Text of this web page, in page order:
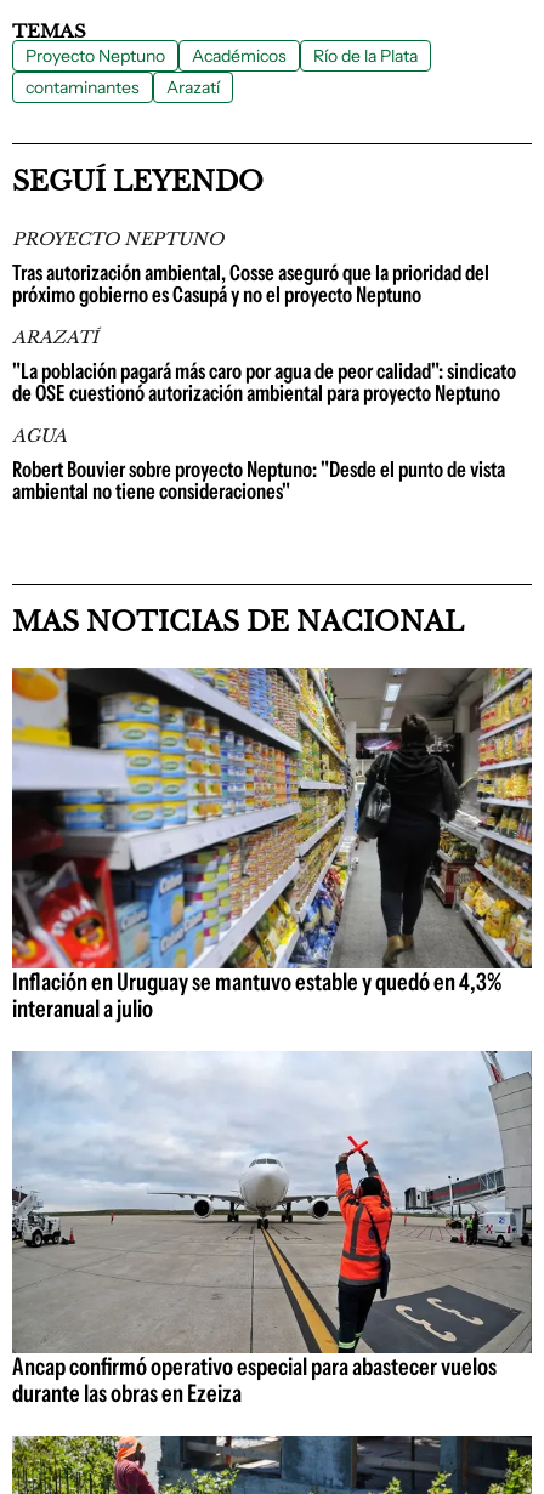
TEMAS
Proyecto Neptuno Académicos
Río de la Plata
contaminantes
Arazatí
SEGUÍ LEYENDO
PROYECTO NEPTUNO
Tras autorización ambiental, Cosse aseguró que la prioridad del
próximo gobierno es Casupá y no el proyecto Neptuno
ARAZATÍ
"La población pagará más caro por agua de peor calidad": sindicato
de OSE cuestionó autorización ambiental para proyecto Neptuno
AGUA
Robert Bouvier sobre proyecto Neptuno: "Desde el punto de vista
ambiental no tiene consideraciones"
MAS NOTICIAS DE NACIONAL
Inflación en Uruguay se mantuvo estable y quedó en 4,3%
interanual a julio
Ancap confirmó operativo especial para abastecer vuelos
durante las obras en Ezeiza